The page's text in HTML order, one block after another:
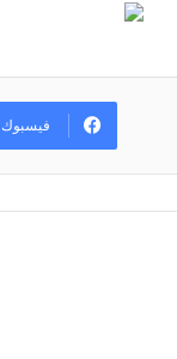
فيسبوك